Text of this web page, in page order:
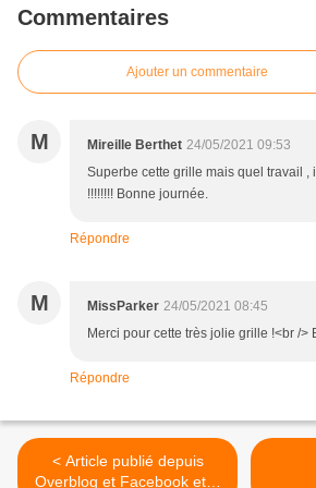
Commentaires
Ajouter un commentaire
M Mireille Berthet 24/05/2021 09:53
Superbe cette grille mais quel travail ,
!!!!!!!! Bonne journée.
Répondre
M MissParker 24/05/2021 08:45
Merci pour cette très jolie grille !<br />
Répondre
< Article publié depuis
Overblog et Facebook et X